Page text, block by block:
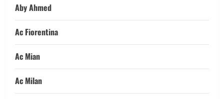
Aby Ahmed
Ac Fiorentina
Ac Mian
Ac Milan